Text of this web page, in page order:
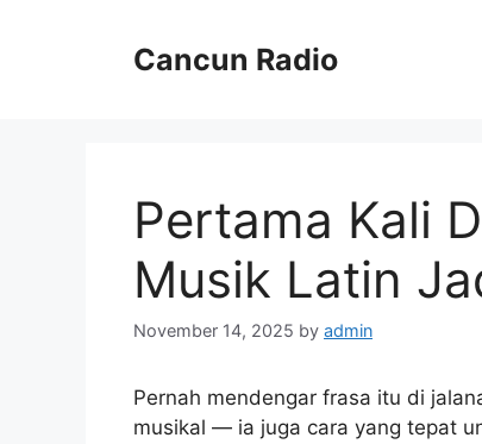
Cancun Radio
Pertama Kali
Musik Latin
November 14, 2025 by admin
Pernah mendengar frasa itu di
musikal — ia juga cara yang tepat